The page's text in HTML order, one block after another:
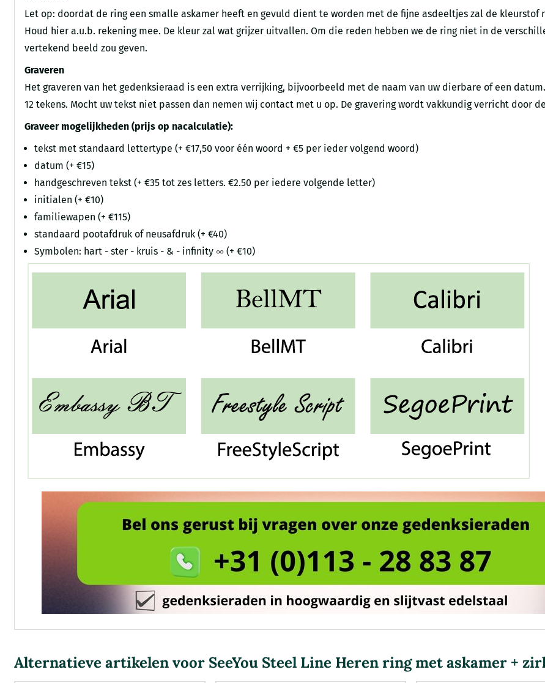
Let op: doordat de ring een smalle askamer heeft en gevuld dient te worden met de fijne asdeeltjes zal de
Houd hier a.u.b. rekening mee. De kleur zal wat grijzer uitvallen. Om die reden hebben we de ring niet in de
vertekend beeld zou geven.
Graveren
Het graveren van het gedenksieraad is een extra verrijking, bijvoorbeeld met de naam van uw dierbare of een
12 tekens. Mocht uw tekst niet passen dan nemen wij contact met u op. De gravering wordt vakkundig verricht door
Graveer mogelijkheden (prijs op nacalculatie):
tekst met standaard lettertype (+ €17,50 voor één woord + €5 per ieder volgend woord)
datum (+ €15)
handgeschreven tekst (+ €35 tot zes letters. €2.50 per iedere volgende letter)
initialen (+ €10)
familiewapen (+ €115)
standaard pootafdruk of neusafdruk (+ €40)
Symbolen: hart - ster - kruis - & - infinity∞ (+ €10)
Alternatieve artikelen voor SeeYou Steel Line Heren ring met askamer +